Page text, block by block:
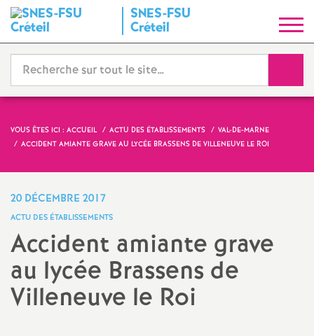
SNES-FSU
Créteil
y
n
d
i
a
t
VOUS ÊTES ICI : ACCUEIL ACTU DES ÉTABLISSEMENTS
VAL-DE-MARNE
ACCIDENT AMIANTE GRAVE AU LYCÉE BRASSENS DE VILLENEUVE LE ROI
20 DÉCEMBRE 2017
ACTU DES ÉTABLISSEMENTS
Accident amiante grave
au lycée Brassens de
Villeneuve le Roi